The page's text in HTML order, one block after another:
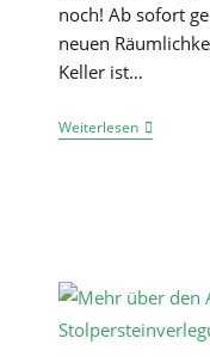
noch! Ab sofort
neuen
Keller ist…
WeiterlesenNeues
Zuhause
Am
Mitten